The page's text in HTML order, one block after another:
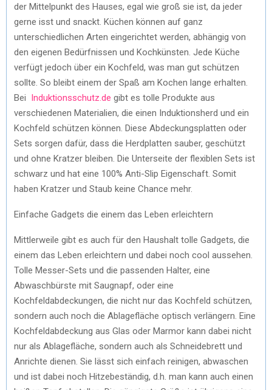
der Mittelpunkt des Hauses, egal wie groß sie ist, da jeder
gerne isst und snackt. Küchen können auf ganz
unterschiedlichen Arten eingerichtet werden, abhängig von
den eigenen Bedürfnissen und Kochkünsten. Jede Küche
verfügt jedoch über ein Kochfeld, was man gut schützen
sollte. So bleibt einem der Spaß am Kochen lange erhalten.
Bei Induktionsschutz.de gibt es tolle Produkte aus
verschiedenen Materialien, die einen Induktionsherd und ein
Kochfeld schützen können. Diese Abdeckungsplatten oder
Sets sorgen dafür, dass die Herdplatten sauber, geschützt
und ohne Kratzer bleiben. Die Unterseite der flexiblen Sets ist
schwarz und hat eine 100% Anti-Slip Eigenschaft. Somit
haben Kratzer und Staub keine Chance mehr.
Einfache Gadgets die einem das Leben erleichtern
Mittlerweile gibt es auch für den Haushalt tolle Gadgets, die
einem das Leben erleichtern und dabei noch cool aussehen.
Tolle Messer-Sets und die passenden Halter, eine
Abwaschbürste mit Saugnapf, oder eine
Kochfeldabdeckungen, die nicht nur das Kochfeld schützen,
sondern auch noch die Ablagefläche optisch verlängern. Eine
Kochfeldabdeckung aus Glas oder Marmor kann dabei nicht
nur als Ablagefläche, sondern auch als Schneidebrett und
Anrichte dienen. Sie lässt sich einfach reinigen, abwaschen
und ist dabei noch Hitzebeständig, d.h. man kann auch einen